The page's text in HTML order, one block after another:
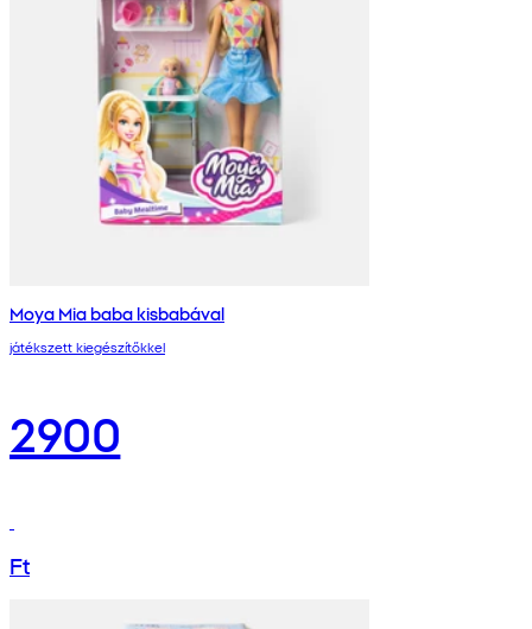
Moya Mia baba kisbabával
játékszett kiegészítőkkel
2900
Ft